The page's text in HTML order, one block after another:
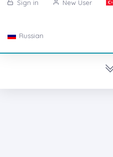
Sign in New User
Russian